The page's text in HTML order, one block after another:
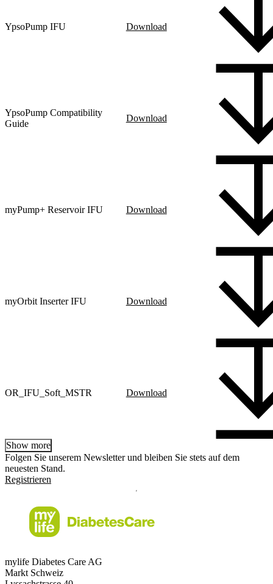
YpsoPump IFU Download
YpsoPump Compatibility
Guide
Download
myPump+ Reservoir IFU Download
myOrbit Inserter IFU Download
OR_IFU_Soft_MSTR Download
Show more
Folgen Sie unserem Newsletter und bleiben Sie stets auf dem
neuesten Stand.
Registrieren
mylife Diabetes Care AG
Markt Schweiz